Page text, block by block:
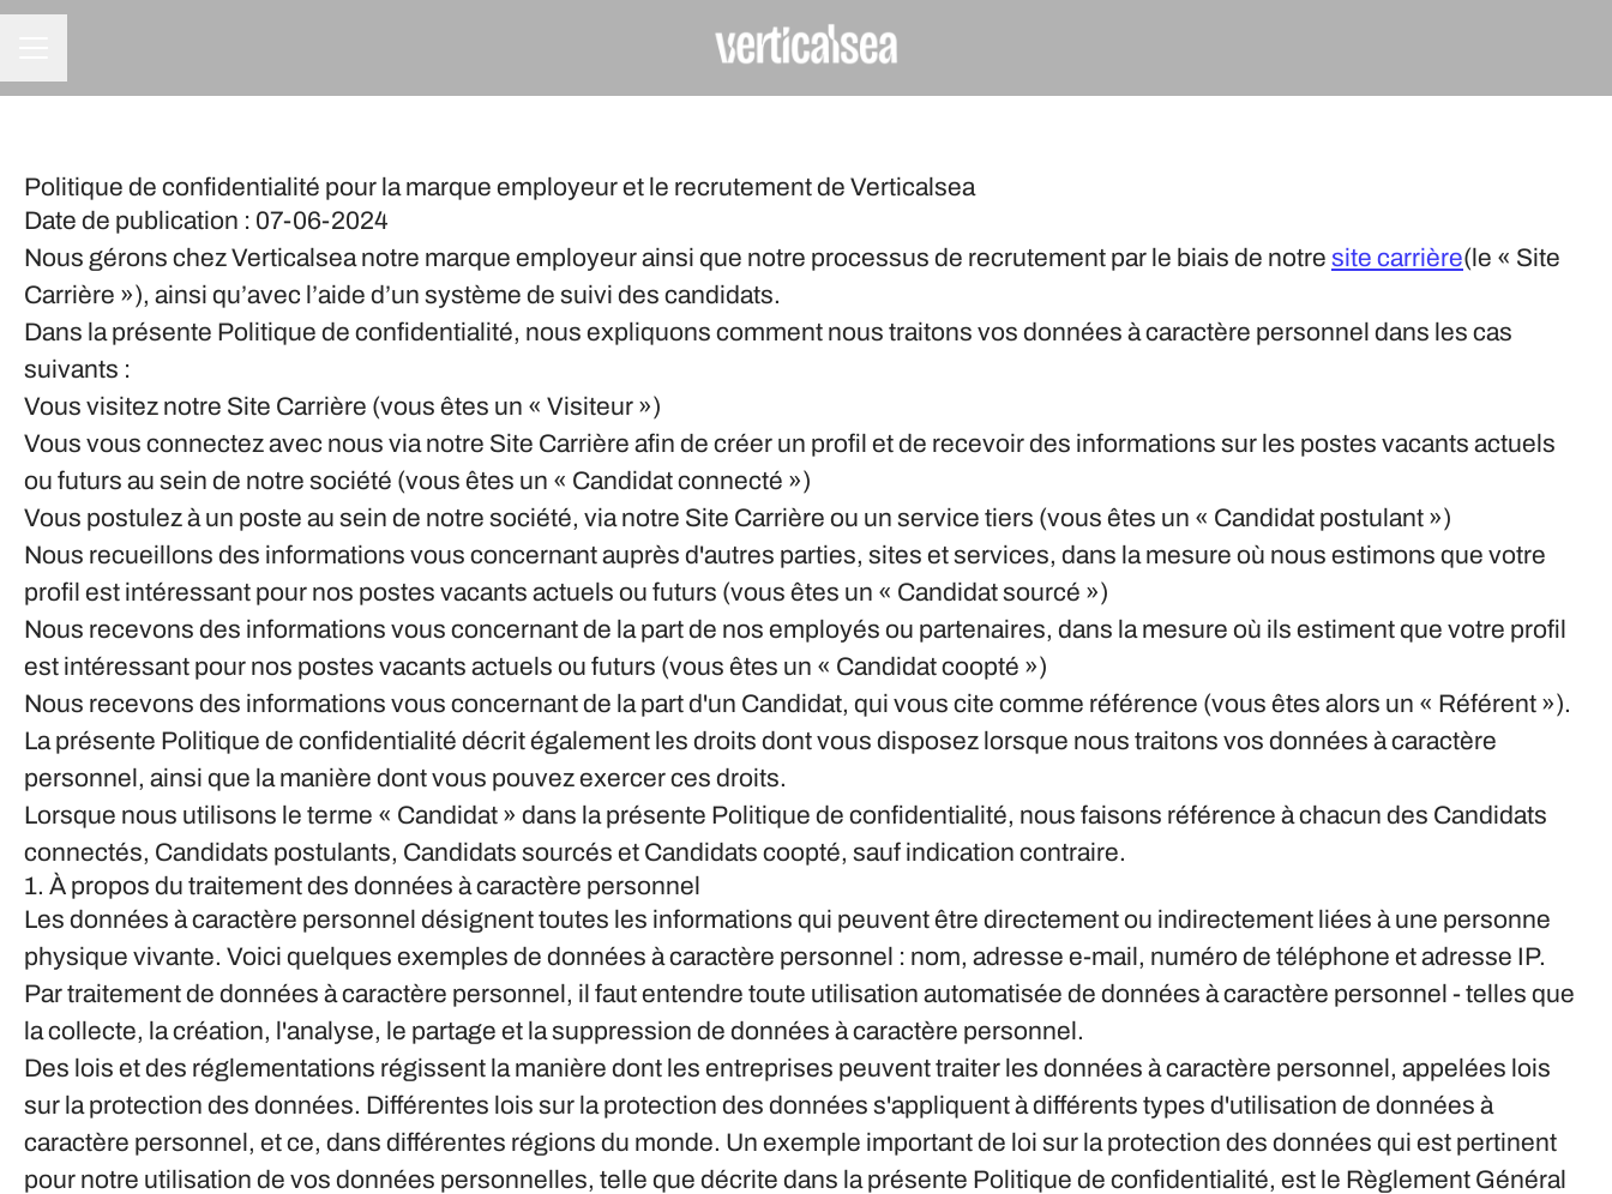
Politique de confidentialité pour la marque employeur et le recrutement de Verticalsea
Date de publication : 07-06-2024
Nous gérons chez Verticalsea notre marque employeur ainsi que notre processus de recrutement par le biais de notre site carrière(le « Site
Carrière »), ainsi qu’avec l’aide d’un système de suivi des candidats.
Dans la présente Politique de confidentialité, nous expliquons comment nous traitons vos données à caractère personnel dans les cas
suivants :
Vous visitez notre Site Carrière (vous êtes un « Visiteur »)
Vous vous connectez avec nous via notre Site Carrière afin de créer un profil et de recevoir des informations sur les postes vacants actuels
ou futurs au sein de notre société (vous êtes un « Candidat connecté »)
Vous postulez à un poste au sein de notre société, via notre Site Carrière ou un service tiers (vous êtes un « Candidat postulant »)
Nous recueillons des informations vous concernant auprès d'autres parties, sites et services, dans la mesure où nous estimons que votre
profil est intéressant pour nos postes vacants actuels ou futurs (vous êtes un « Candidat sourcé »)
Nous recevons des informations vous concernant de la part de nos employés ou partenaires, dans la mesure où ils estiment que votre profil
est intéressant pour nos postes vacants actuels ou futurs (vous êtes un « Candidat coopté »)
Nous recevons des informations vous concernant de la part d'un Candidat, qui vous cite comme référence (vous êtes alors un « Référent »).
La présente Politique de confidentialité décrit également les droits dont vous disposez lorsque nous traitons vos données à caractère
personnel, ainsi que la manière dont vous pouvez exercer ces droits.
Lorsque nous utilisons le terme « Candidat » dans la présente Politique de confidentialité, nous faisons référence à chacun des Candidats
connectés, Candidats postulants, Candidats sourcés et Candidats coopté, sauf indication contraire.
1. À propos du traitement des données à caractère personnel
Les données à caractère personnel désignent toutes les informations qui peuvent être directement ou indirectement liées à une personne
physique vivante. Voici quelques exemples de données à caractère personnel : nom, adresse e-mail, numéro de téléphone et adresse IP.
Par traitement de données à caractère personnel, il faut entendre toute utilisation automatisée de données à caractère personnel - telles que
la collecte, la création, l'analyse, le partage et la suppression de données à caractère personnel.
Des lois et des réglementations régissent la manière dont les entreprises peuvent traiter les données à caractère personnel, appelées lois
sur la protection des données. Différentes lois sur la protection des données s'appliquent à différents types d'utilisation de données à
caractère personnel, et ce, dans différentes régions du monde. Un exemple important de loi sur la protection des données qui est pertinent
pour notre utilisation de vos données personnelles, telle que décrite dans la présente Politique de confidentialité, est le Règlement Général